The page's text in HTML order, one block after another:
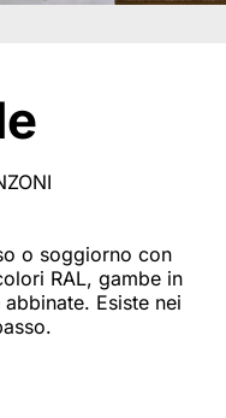
o soggiorno con
RAL, gambe in
Esiste nei